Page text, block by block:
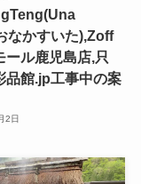
なかすいた),Zoff
ール鹿児島店,只
品館.jp工事中の案
2日